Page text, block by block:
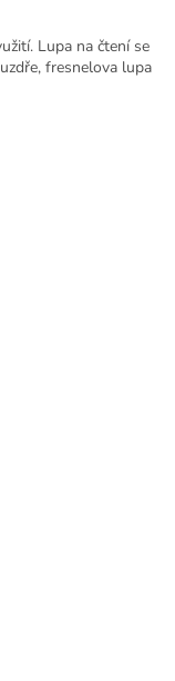
Lupa na čtení se
fresnelova lupa